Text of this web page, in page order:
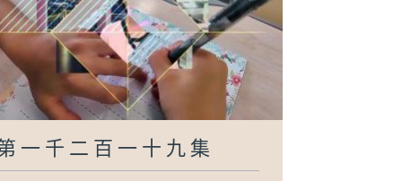
一千二百一十九集